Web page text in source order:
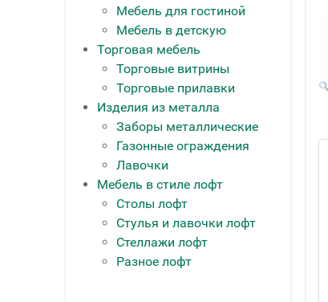
Мебель для гостиной
Мебель в детскую
Торговая мебель
Торговые витрины
Торговые прилавки
Изделия из металла
Заборы металлические
Газонные ограждения
Лавочки
Мебель в стиле лофт
Столы лофт
Стулья и лавочки лофт
Стеллажи лофт
Разное лофт